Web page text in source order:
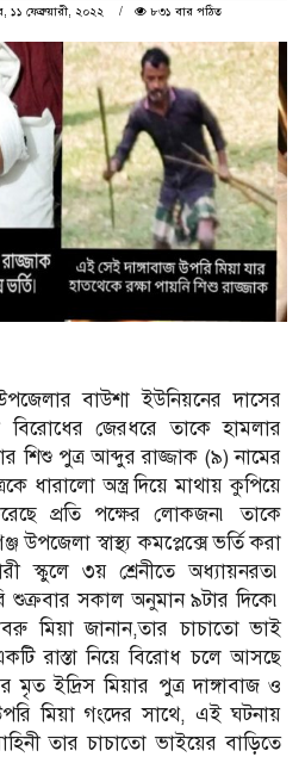
ফেব্রুয়ারী, ২০২২
৮৩১ বার পঠিত
বাউশা ইউনিয়নের দাসের
বিরোধের জেরধরে তাকে হামলার
শিশু পুত্র আব্দুর রাজ্জাক (৯) নামের
ধারালো অস্ত্র দিয়ে মাথায় কুপিয়ে
প্রতি পক্ষের লোকজন৷ তাকে
স্বাস্থ্য কমপ্লেক্সে ভর্তি করা
স্কুলে ৩য় শ্রেনীতে অধ্যায়নরত৷
শুক্রবার সকাল অনুমান ৯টার দিকে৷
মিয়া জানান,তার চাচাতো ভাই
রাস্তা নিয়ে বিরোধ চলে আসছে
মৃত ইদ্রিস মিয়ার পুত্র দাঙ্গাবাজ ও
মিয়া গংদের সাথে, এই ঘটনায়
তার চাচাতো ভাইয়ের বাড়িতে